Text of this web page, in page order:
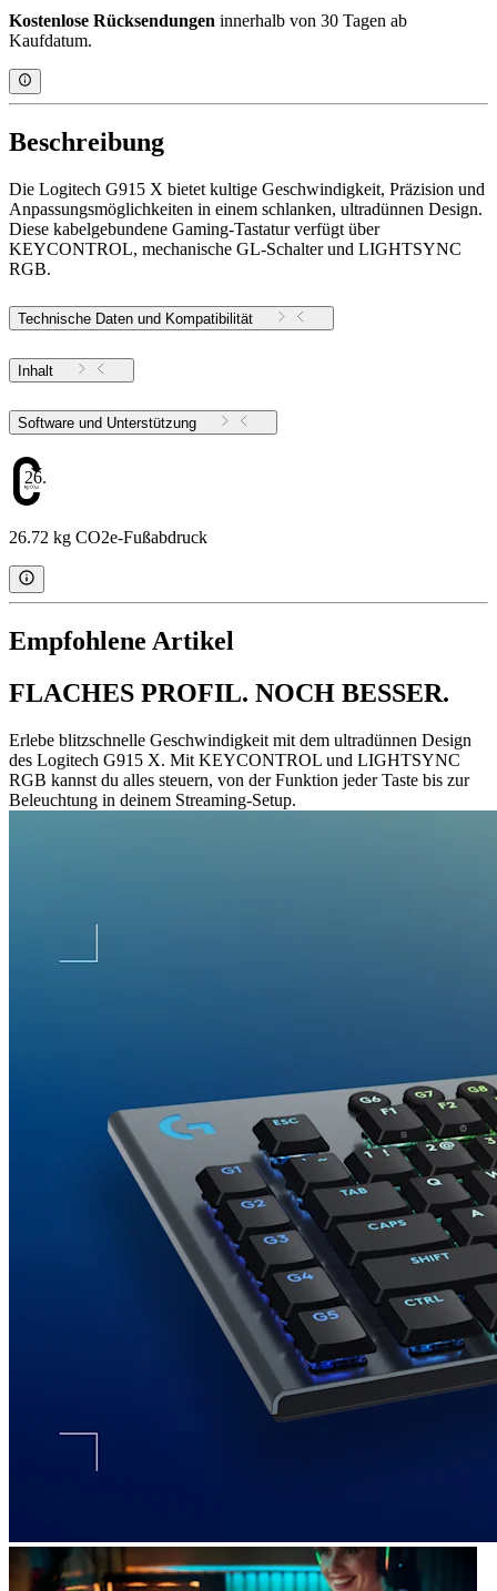
Kostenlose Rücksendungen innerhalb von 30 Tagen ab
Kaufdatum.
Beschreibung
Die Logitech G915 X bietet kultige Geschwindigkeit, Präzision und
Anpassungsmöglichkeiten in einem schlanken, ultradünnen Design.
Diese kabelgebundene Gaming-Tastatur verfügt über
KEYCONTROL, mechanische GL-Schalter und LIGHTSYNC
RGB.
Technische Daten und Kompatibilität
Inhalt
Software und Unterstützung
26.72
26.72 kg CO2e-Fußabdruck
Empfohlene Artikel
FLACHES PROFIL. NOCH BESSER.
Erlebe blitzschnelle Geschwindigkeit mit dem ultradünnen Design
des Logitech G915 X. Mit KEYCONTROL und LIGHTSYNC
RGB kannst du alles steuern, von der Funktion jeder Taste bis zur
Beleuchtung in deinem Streaming-Setup.